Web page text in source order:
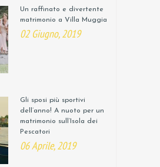
Un raffinato e divertente
matrimonio a Villa Muggia
02 Giugno, 2019
Gli sposi più sportivi
dell’anno! A nuoto per un
matrimonio sull’Isola dei
Pescatori
06 Aprile, 2019